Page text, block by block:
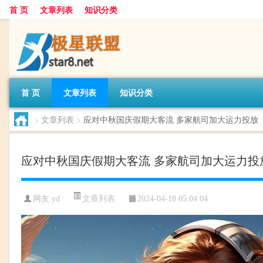
首 页 文章列表 知识分类
首 页 文章列表 知识分类
> 文章列表 > 应对中秋国庆假期大客流 多家航司加大运力投放
应对中秋国庆假期大客流 多家航司加大运力投
网友:yd 文章列表 2024-04-18 05:04:04